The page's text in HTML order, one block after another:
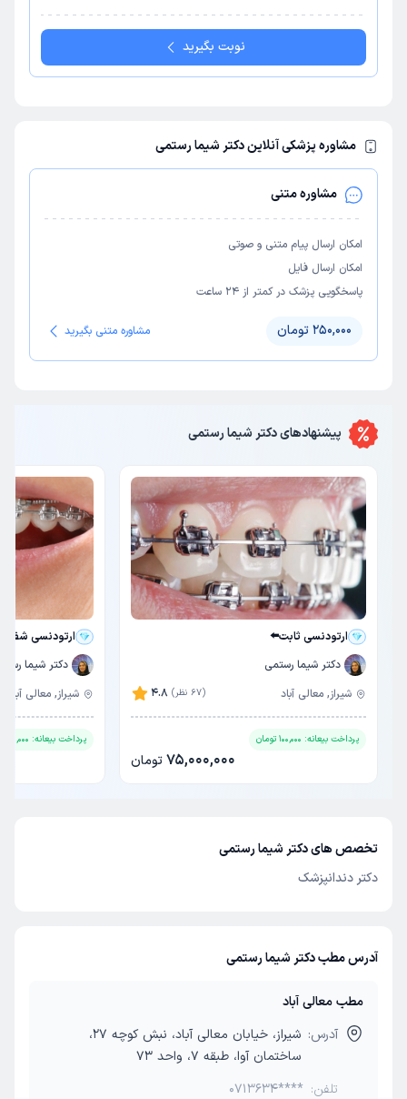
نوبت بگیرید
مشاوره پزشکی آنلاین دکتر شیما رستمی
مشاوره متنی
امکان ارسال پیام متنی و صوتی
امکان ارسال فایل
پاسخگویی پزشک در کمتر از ۲۴ ساعت
250,000 تومان مشاوره متنی بگیرید
پیشنهاد‌هایدکتر شیما رستمی
ارتودنسی ثابت⬅️
دکتر شیما رستمی
4.8
(67 نظر) شیراز, معالی آباد
پرداخت بیعانه: 100,000 تومان
75,000,000تومان
ارتودنسی
دکتر شیما
شیراز, معالی آباد
پرداخت بیعانه: 100,000
تخصص های دکتر شیما رستمی
دکتر دندانپزشک
آدرس مطب دکتر شیما رستمی
مطب معالی آباد
آدرس:
شیراز، خیابان معالی آباد، نبش کوچه 27،
ساختمان آوا، طبقه 7، واحد 73
تلفن: 0713634****